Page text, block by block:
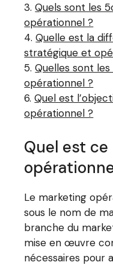
Quels sont les
opérationnel ?
Quelle est la
stratégique et
Quelles sont
opérationnel ?
Quel est
opérationnel ?
Quel est
Le marketing
sous le nom de
branche du
mise en œuvre
nécessaires pour